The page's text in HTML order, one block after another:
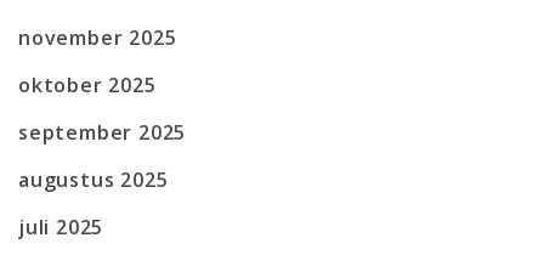
november 2025
oktober 2025
september 2025
augustus 2025
juli 2025